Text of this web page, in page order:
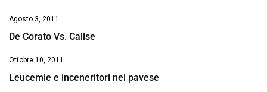
Agosto 3, 2011
De Corato Vs. Calise
Ottobre 10, 2011
Leucemie e inceneritori nel pavese